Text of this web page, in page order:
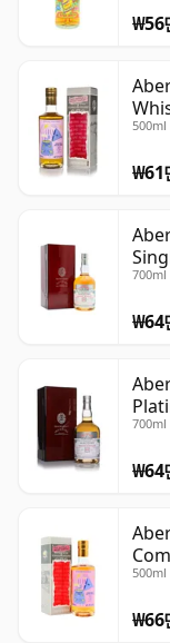
₩56
500ml
₩61
700ml
₩64
700ml
₩64
500ml
₩66